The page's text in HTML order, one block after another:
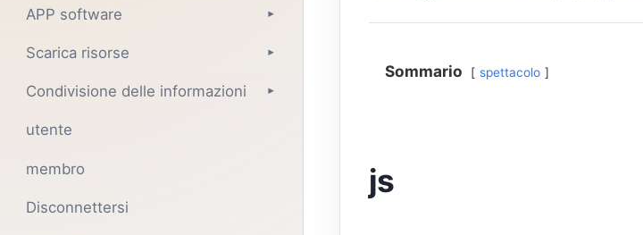
APP software ▾
Scarica risorse ▾
Condivisione delle informazioni ▾
utente
membro
Disconnettersi
Sommario spettacolo
js